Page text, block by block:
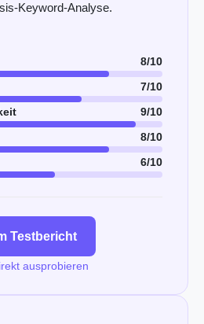
Keyword-Analyse.
8/10
7/10
9/10
8/10
6/10
Testbericht
ausprobieren